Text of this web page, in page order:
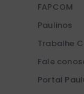
FAPCOM
Paulinos
Trabalhe
Fale
Portal